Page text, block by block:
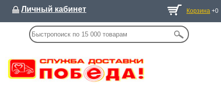
Личный кабинет Корзина +0